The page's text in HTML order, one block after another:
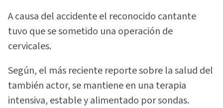
A causa del accidente el reconocido cantante
tuvo que se sometido una operación de
cervicales.
Según, el más reciente reporte sobre la salud del
también actor, se mantiene en una terapia
intensiva, estable y alimentado por sondas.